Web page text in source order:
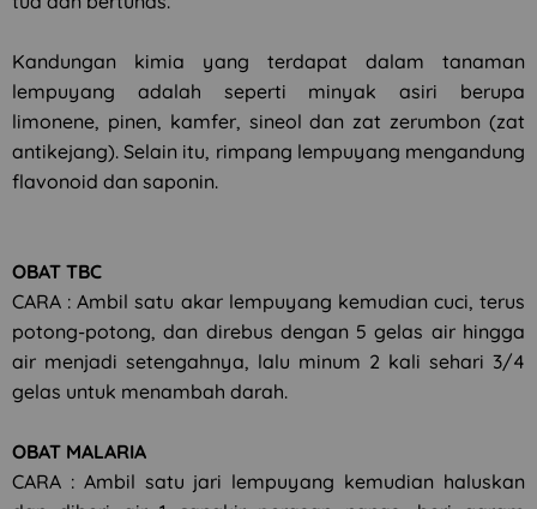
Kandungan kimia yang terdapat dalam tanaman
lempuyang adalah seperti minyak asiri berupa
limonene, pinen, kamfer, sineol dan zat zerumbon (zat
antikejang). Selain itu, rimpang lempuyang mengandung
flavonoid dan saponin.
OBAT TBC
CARA : Ambil satu akar lempuyang kemudian cuci, terus
potong-potong, dan direbus dengan 5 gelas air hingga
air menjadi setengahnya, lalu minum 2 kali sehari 3/4
gelas untuk menambah darah.
OBAT MALARIA
CARA : Ambil satu jari lempuyang kemudian haluskan